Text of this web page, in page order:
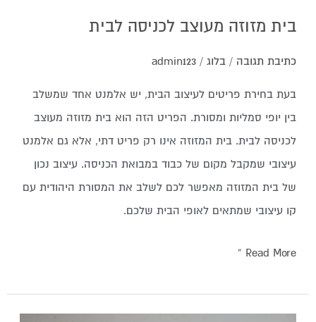
בית מזוזה מעוצב לכניסה לבית
כתיבת תגובה / בלוג/
admin123
בעת בחירת פריטים לעיצוב הבית, יש אלמנט אחד שמשלב
בין יופי סמליות ומסורת. הפריט הזה הוא בית מזוזה מעוצב
לכניסה לבית. בית המזוזה אינו רק פריט דתי, אלא גם אלמנט
עיצובי שמקבל מקום של כבוד במבואת הכניסה. עיצוב נכון
של בית המזוזה מאפשר לכם לשלב את המסורת היהודית עם
קו עיצובי שמתאים לאופי הבית שלכם.
Read More »